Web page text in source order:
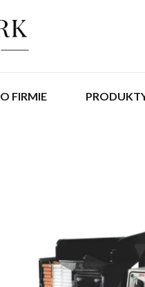
O FIRMIE